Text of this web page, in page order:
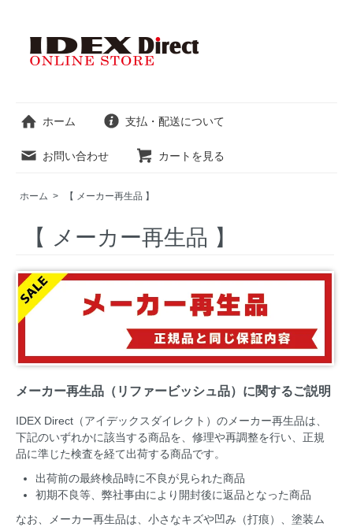
ホーム 支払・配送について
お問い合わせ カートを見る
ホーム > 【 メーカー再生品 】
【 メーカー再生品 】
メーカー再生品（リファービッシュ品）に関するご説明
IDEX Direct（アイデックスダイレクト）のメーカー再生品は、
下記のいずれかに該当する商品を、修理や再調整を行い、正規
品に準じた検査を経て出荷する商品です。
出荷前の最終検品時に不良が見られた商品
初期不良等、弊社事由により開封後に返品となった商品
なお、メーカー再生品は、小さなキズや凹み（打痕）、塗装ム